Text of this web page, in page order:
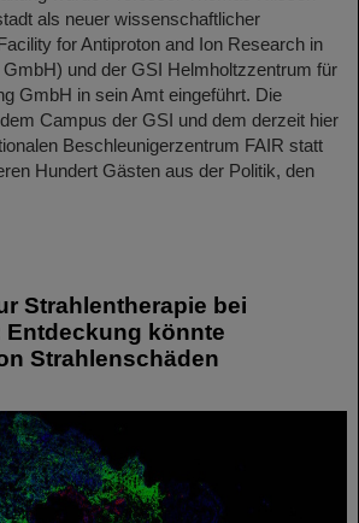
als neuer wissenschaftlicher
for Antiproton and Ion Research in
und der GSI Helmholtzzentrum für
GmbH in sein Amt eingeführt. Die
Campus der GSI und dem derzeit hier
Beschleunigerzentrum FAIR statt
Hundert Gästen aus der Politik, den
Strahlentherapie bei
Entdeckung könnte
Strahlenschäden